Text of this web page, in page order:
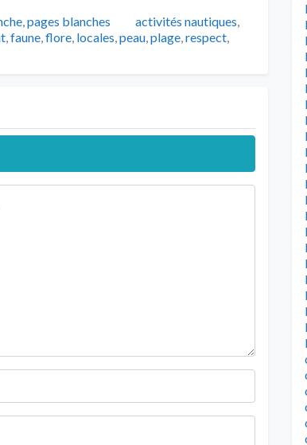
,pages blanches Tags
activités nautiques,
,faune,flore, locales,peau,plage,respect,